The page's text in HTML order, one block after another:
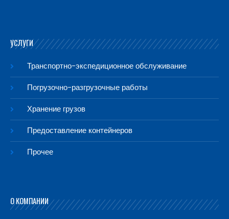
УСЛУГИ
Транспортно-экспедиционное обслуживание
Погрузочно-разгрузочные работы
Хранение грузов
Предоставление контейнеров
Прочее
О КОМПАНИИ